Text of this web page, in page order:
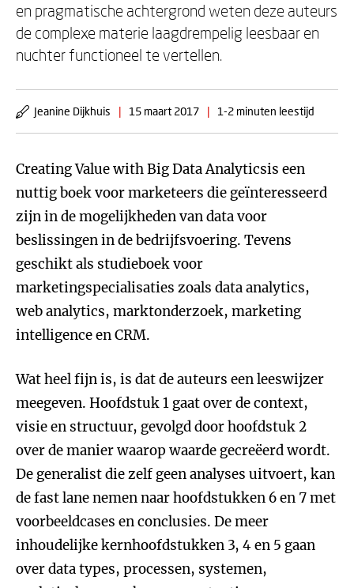
en pragmatische achtergrond weten deze auteurs
de complexe materie laagdrempelig leesbaar en
nuchter functioneel te vertellen.
Jeanine Dijkhuis | 15 maart 2017 | 1-2 minuten leestijd
Creating Value with Big Data Analyticsis een
nuttig boek voor marketeers die geïnteresseerd
zijn in de mogelijkheden van data voor
beslissingen in de bedrijfsvoering. Tevens
geschikt als studieboek voor
marketingspecialisaties zoals data analytics,
web analytics, marktonderzoek, marketing
intelligence en CRM.
Wat heel fijn is, is dat de auteurs een leeswijzer
meegeven. Hoofdstuk 1 gaat over de context,
visie en structuur, gevolgd door hoofdstuk 2
over de manier waarop waarde gecreëerd wordt.
De generalist die zelf geen analyses uitvoert, kan
de fast lane nemen naar hoofdstukken 6 en 7 met
voorbeeldcases en conclusies. De meer
inhoudelijke kernhoofdstukken 3, 4 en 5 gaan
over data types, processen, systemen,